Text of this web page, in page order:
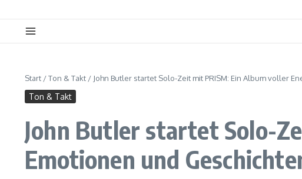
Start /Ton & Takt / John Butler startet Solo-Zeit mit PRISM: Ein Album voller
Ton & Takt
John Butler startet Solo-
Emotionen und